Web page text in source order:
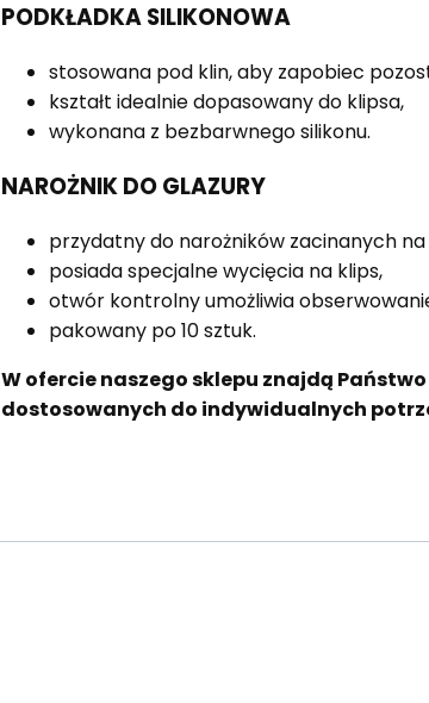
PODKŁADKA SILIKONOWA
stosowana pod klin, aby zapobiec
kształt idealnie dopasowany do klipsa,
wykonana z bezbarwnego silikonu.
NAROŻNIK DO GLAZURY
przydatny do narożników zacinanych na
posiada specjalne wycięcia na klips,
otwór kontrolny umożliwia
pakowany po 10 sztuk.
W ofercie naszego sklepu znajdą
dostosowanych do indywidualnych